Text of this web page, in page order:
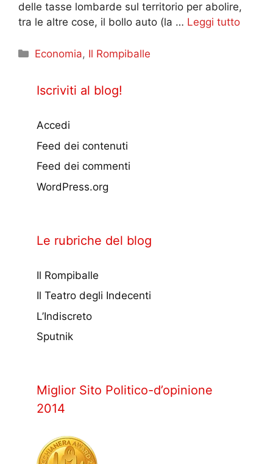
delle tasse lombarde sul territorio per abolire,
tra le altre cose, il bollo auto (la … Leggi tutto
Categorie
Economia, Il Rompiballe
Iscriviti al blog!
Accedi
Feed dei contenuti
Feed dei commenti
WordPress.org
Le rubriche del blog
Il Rompiballe
Il Teatro degli Indecenti
L’Indiscreto
Sputnik
Miglior Sito Politico-d’opinione
2014